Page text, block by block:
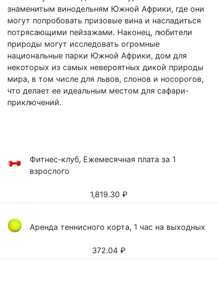
знаменитым винодельням Южной Африки, где они
могут попробовать призовые вина и насладиться
потрясающими пейзажами. Наконец, любители
природы могут исследовать огромные
национальные парки Южной Африки, дом для
некоторых из самых невероятных дикой природы
мира, в том числе для львов, слонов и носорогов,
что делает ее идеальным местом для сафари-
приключений.
Фитнес-клуб, Ежемесячная плата за 1
взрослого
1,819.30 ₽
Аренда теннисного корта, 1 час на выходных
372.04 ₽